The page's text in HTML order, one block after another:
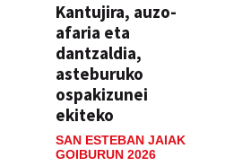
Kantujira, auzo-
afaria eta
dantzaldia,
asteburuko
ospakizunei
ekiteko
SAN ESTEBAN JAIAK
GOIBURUN 2026